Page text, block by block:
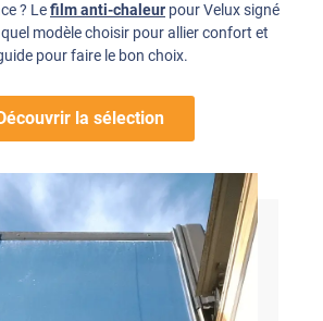
? Lefilm anti-chaleur pour Velux signé
modèle choisir pour allier confort et
pour faire le bon choix.
la sélection